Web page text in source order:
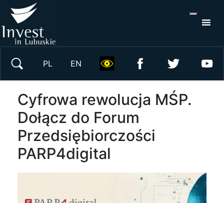
PL EN
Cyfrowa rewolucja MŚP.
Dołącz do Forum
Przedsiębiorczości
PARP4digital
Wyszukaj w serwisie